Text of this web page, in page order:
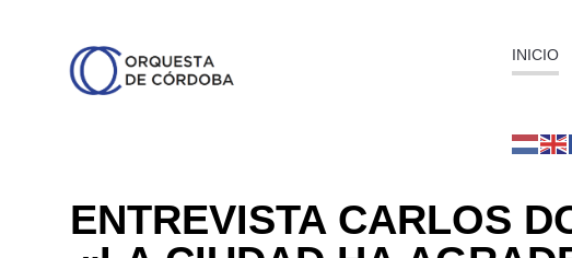
INICIO
ENTREVISTA CARLOS